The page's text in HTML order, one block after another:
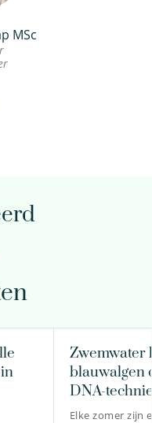
MSc
Zwemwater
blauwalgen
DNA-
Elke zomer zijn